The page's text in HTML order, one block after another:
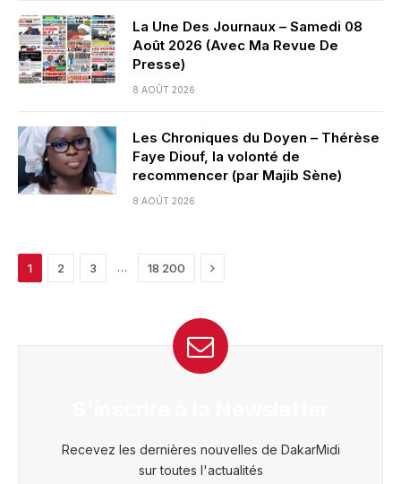
La Une Des Journaux – Samedi 08
Août 2026 (Avec Ma Revue De
Presse)
8 AOÛT 2026
Les Chroniques du Doyen – Thérèse
Faye Diouf, la volonté de
recommencer (par Majib Sène)
8 AOÛT 2026
1 2 3 … 18 200 Next
Recevez les dernières nouvelles de DakarMidi
sur toutes l'actualités